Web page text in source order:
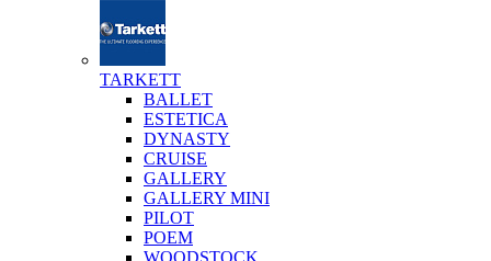
TARKETT
BALLET
ESTETICA
DYNASTY
CRUISE
GALLERY
GALLERY MINI
PILOT
POEM
WOODSTOCK